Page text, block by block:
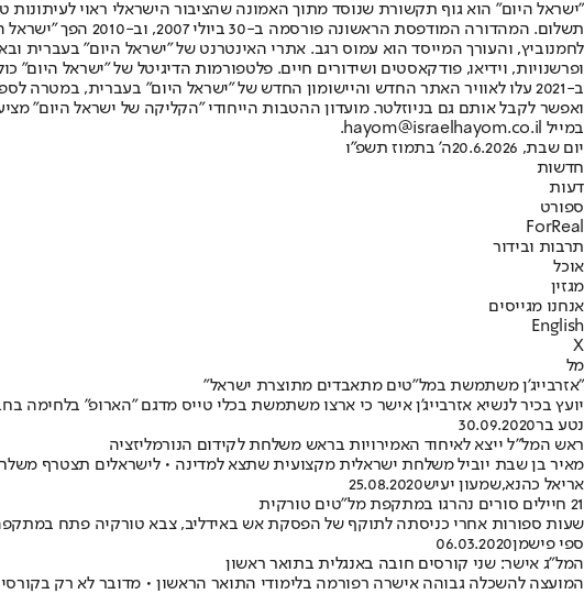
"ישראל היום" הוא גוף תקשורת שנוסד מתוך האמונה שהציבור הישראלי ראוי לעיתונות
תשלום. המהדורה
ופרשנויות, וידיאו, פודקאסטים ושידורים חיים. פלטפורמות הדיגיטל של "ישראל היום"
ב-2021 עלו לאוויר האתר החדש והיישומון החדש של "ישראל היום" בעברית,
ואפשר לקבל אותם גם בניוזלטר. מועדון ההטבות הייחודי "הקליקה של ישראל היום"
במייל hayom@israelhayom.co.il.
יום שבת, 20.6.2026
ה' בתמוז תשפ"ו
חדשות
דעות
ספורט
ForReal
תרבות ובידור
אוכל
מגזין
אנחנו מגייסים
English
X
מל
"אזרבייג'ן משתמשת במל"טים מתאבדים מתוצרת ישראל"
יועץ בכיר לנשיא אזרבייג'ן אישר כי ארצו משתמשת בכלי טייס מדגם "הארופ"
נטע בר30.09.2020
ראש המל"ל ייצא לאיחוד האמירויות בראש משלחת לקידום הנורמליזציה
מאיר בן שבת יוביל משלחת ישראלית מקצועית שתצא למדינה • לישראלים תצטרף
אריאל כהנא,שמעון יעיש25.08.2020
21 חיילים סורים נהרגו במתקפת מל"טים טורקית
שעות ספורות אחרי כניסתה לתוקף של הפסקת אש באידליב, צבא טורקיה פתח
ספי פישמן06.03.2020
המל"ג אישר: שני קורסים חובה באנגלית בתואר ראשון
המועצה להשכלה גבוהה אישרה רפורמה בלימודי התואר הראשון • מדובר לא רק